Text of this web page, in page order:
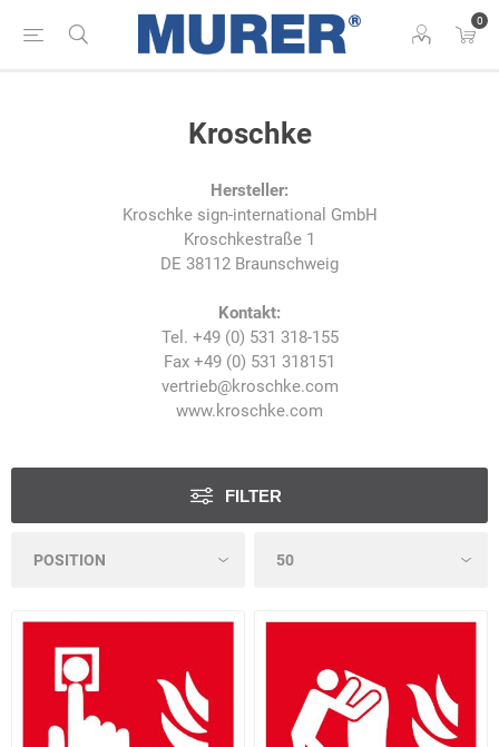
0
Kroschke
Hersteller:
Kroschke sign-international GmbH
Kroschkestraße 1
DE 38112 Braunschweig
Kontakt:
Tel. +49 (0) 531 318-155
Fax +49 (0) 531 318151
vertrieb@kroschke.com
www.kroschke.com
FILTER